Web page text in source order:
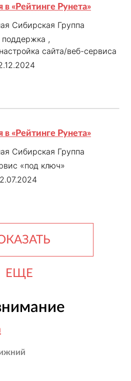
в «Рейтинге Рунета»
Сибирская Группа
поддержка ,
сайта/веб-сервиса
в «Рейтинге Рунета»
Сибирская Группа
«под ключ»
ЕЩЕ